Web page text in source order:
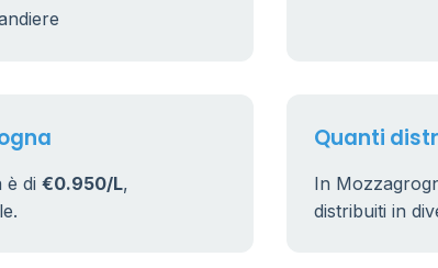
è di €0.950/L,
Quanti
In
distribuiti in